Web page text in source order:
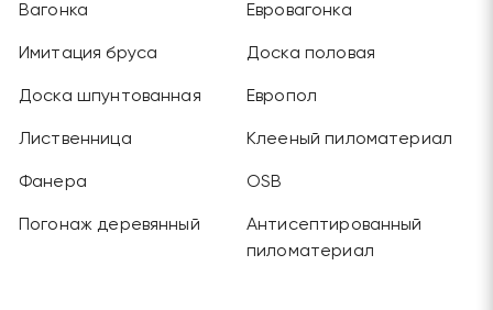
Вагонка Евровагонка
Имитация бруса Доска половая
Доска шпунтованная Европол
Лиственница Клееный пиломатериал
Фанера OSB
Погонаж деревянный
Антисептированный
пиломатериал